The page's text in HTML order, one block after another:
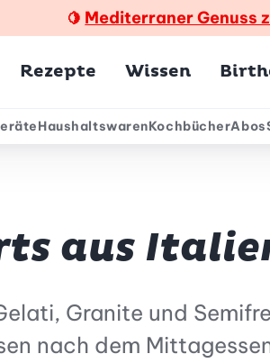
🍋 Mediterraner Genuss
Rezepte Wissen
HaushaltswarenKochbücherAbos
aus
Granite und
nach dem